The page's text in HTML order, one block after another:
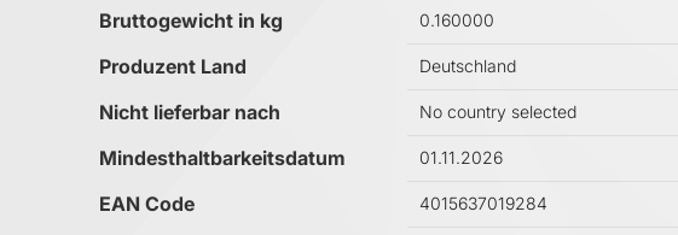
Bruttogewicht in kg 0.160000
Produzent Land Deutschland
Nicht lieferbar nach No country selected
Mindesthaltbarkeitsdatum 01.11.2026
EAN Code 4015637019284